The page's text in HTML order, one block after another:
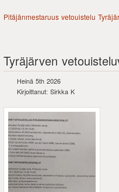
Pitäjänmestaruus vetouistelu
Tyräjärven
Heinä 5th 2026
Kirjoittanut: Sirkka K